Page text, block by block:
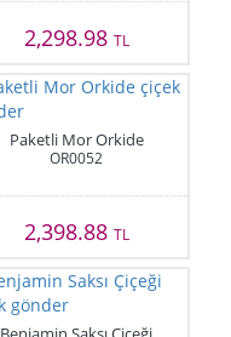
2,298.98 TL
Paketli Mor Orkide
OR0052
2,398.88 TL